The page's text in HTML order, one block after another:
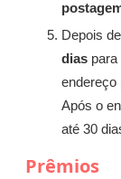
Depois
dias
endereço
Após o
até 30
Prêmios